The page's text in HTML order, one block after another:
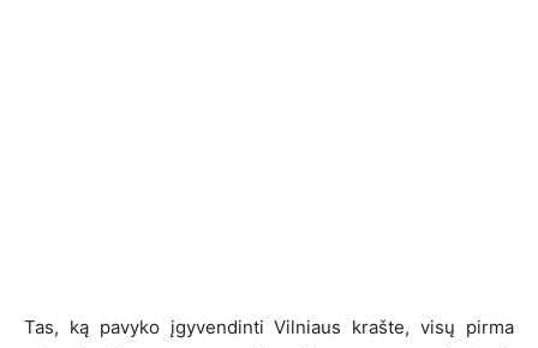
Tas, ką pavyko įgyvendinti Vilniaus krašte, visų pirma